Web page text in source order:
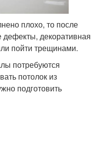
плохо, то после
декоративная
пойти трещинами.
потребуются
потолок из
подготовить